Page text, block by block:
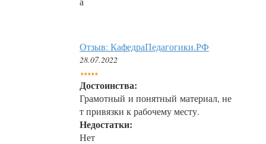
Отзыв: КафедраПедагогики.РФ
28.07.2022
Достоинства:
Грамотный и понятный материал, не
т привязки к рабочему месту.
Недостатки:
Нет